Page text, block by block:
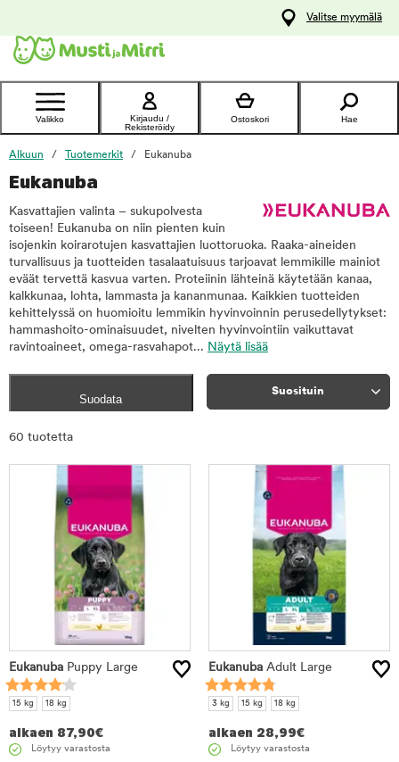
Ota yhteyttä
asiakaspalveluun
Valitse myymälä
Valikko
Kirjaudu /
Rekisteröidy
Ostoskori Hae
Alkuun Tuotemerkit Eukanuba
Eukanuba
Kasvattajien valinta – sukupolvesta
toiseen! Eukanuba on niin pienten kuin
isojenkin koirarotujen kasvattajien luottoruoka. Raaka-aineiden
turvallisuus ja tuotteiden tasalaatuisuus tarjoavat lemmikille mainiot
eväät tervettä kasvua varten. Proteiinin lähteinä käytetään kanaa,
kalkkunaa, lohta, lammasta ja kananmunaa. Kaikkien tuotteiden
kehittelyssä on huomioitu lemmikin hyvinvoinnin perusedellytykset:
hammashoito-ominaisuudet, nivelten hyvinvointiin vaikuttavat
ravintoaineet, omega-rasvahapot... Näytä lisää
Suodata
Suosituin
60 tuotetta
Eukanuba Puppy Large
15 kg 18 kg
alkaen 87,90€
Löytyy varastosta
Eukanuba Adult Large
3 kg 15 kg 18 kg
alkaen 28,99€
Löytyy varastosta